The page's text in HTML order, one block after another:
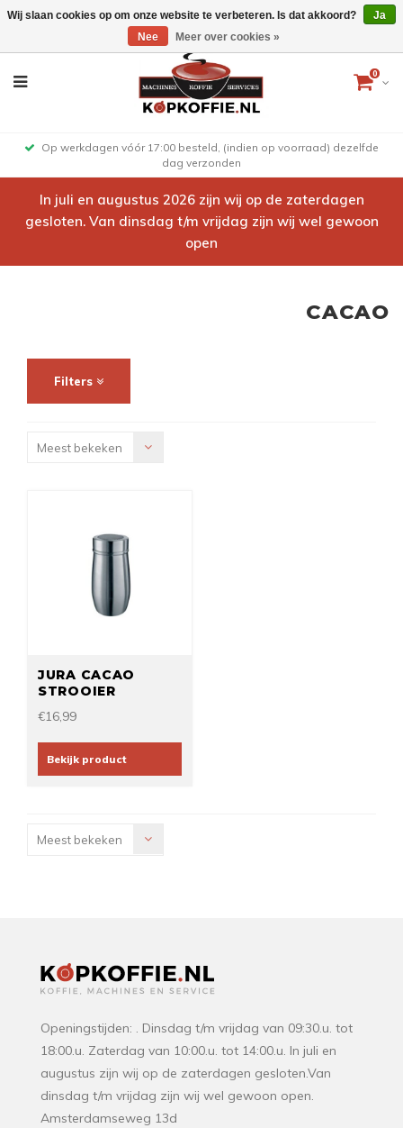
0
Op werkdagen vóór 17:00 besteld, (indien op voorraad) dezelfde
dag verzonden
In juli en augustus 2026 zijn wij op de zaterdagen
gesloten. Van dinsdag t/m vrijdag zijn wij wel gewoon
open
CACAO
Filters
Meest bekeken
JURA CACAO
STROOIER
€16,99
Bekijk product
Meest bekeken
Openingstijden: . Dinsdag t/m vrijdag van 09:30.u. tot
18:00.u. Zaterdag van 10:00.u. tot 14:00.u. In juli en
augustus zijn wij op de zaterdagen gesloten.Van
dinsdag t/m vrijdag zijn wij wel gewoon open.
Amsterdamseweg 13d
Wij slaan cookies op om onze website te verbeteren. Is dat akkoord?
Ja
Nee
Meer over cookies »